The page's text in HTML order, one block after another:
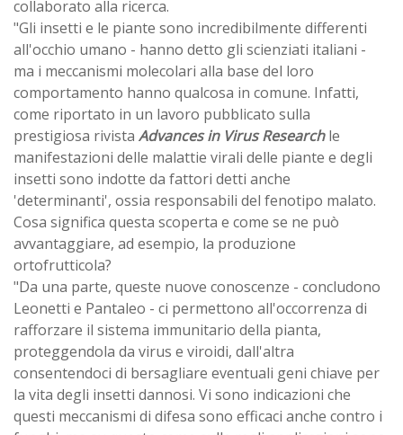
collaborato alla ricerca.
"Gli insetti e le piante sono incredibilmente differenti
all'occhio umano - hanno detto gli scienziati italiani -
ma i meccanismi molecolari alla base del loro
comportamento hanno qualcosa in comune. Infatti,
come riportato in un lavoro pubblicato sulla
prestigiosa rivista Advances in Virus Researchle
manifestazioni delle malattie virali delle piante e degli
insetti sono indotte da fattori detti anche
'determinanti', ossia responsabili del fenotipo malato.
Cosa significa questa scoperta e come se ne può
avvantaggiare, ad esempio, la produzione
ortofrutticola?
"Da una parte, queste nuove conoscenze - concludono
Leonetti e Pantaleo - ci permettono all'occorrenza di
rafforzare il sistema immunitario della pianta,
proteggendola da virus e viroidi, dall'altra
consentendoci di bersagliare eventuali geni chiave per
la vita degli insetti dannosi. Vi sono indicazioni che
questi meccanismi di difesa sono efficaci anche contro i